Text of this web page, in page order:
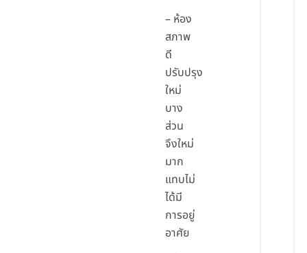
– ห้อง
สภาพ
ดี
ปรับปรุง
ใหม่
บาง
ส่วน
จึงใหม่
มาก
แทบไม่
ได้มี
การอยู่
อาศัย